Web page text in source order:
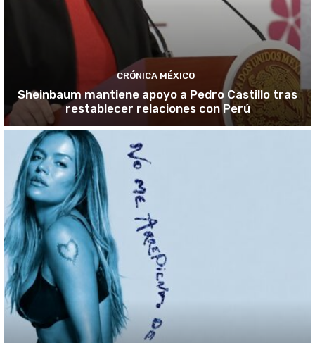
CRÓNICA MÉXICO
Sheinbaum mantiene apoyo a Pedro Castillo tras
restablecer relaciones con Perú